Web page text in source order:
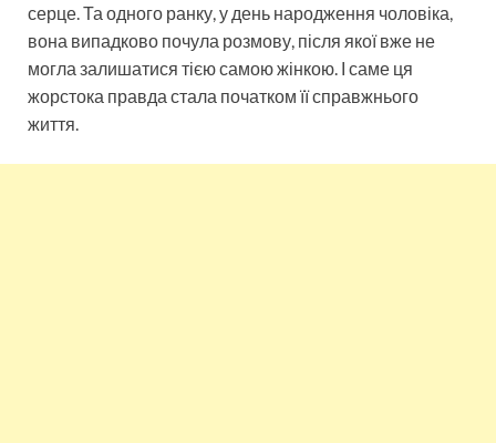
серце. Та одного ранку, у день народження чоловіка,
вона випадково почула розмову, після якої вже не
могла залишатися тією самою жінкою. І саме ця
жорстока правда стала початком її справжнього
життя.